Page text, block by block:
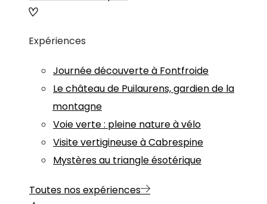
Expériences
Journée découverte à Fontfroide
Le château de Puilaurens, gardien de la
montagne
Voie verte : pleine nature à vélo
Visite vertigineuse à Cabrespine
Mystères au triangle ésotérique
Toutes nos expériences